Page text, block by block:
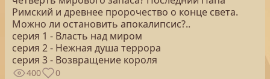
Римский и древнее пророчество о конце света.
Можно ли остановить апокалипсис?..
серия 1 - Власть над миром
серия 2 - Нежная душа террора
серия 3 - Возвращение короля
400 0